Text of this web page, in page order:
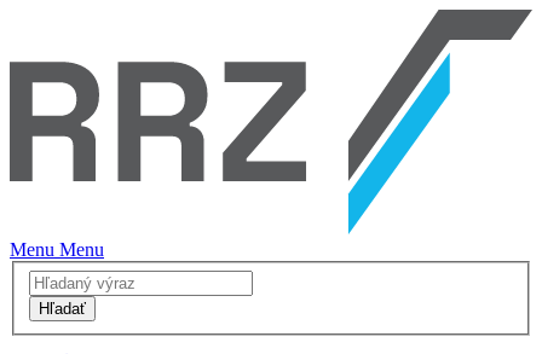
Menu Menu
Hľadať